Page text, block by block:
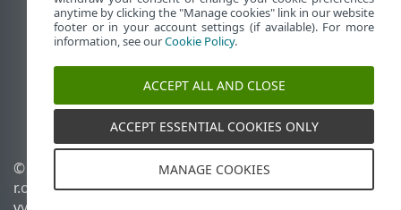
Zobrazit verzi pro počítač
End of Life
ESET Databáze znalostí
ESET Forum
ESET Status Portal
Regionální podpora
© 1992 - 2026 ESET, spol. s
r.o. - Všechna práva
Spravovat cookies
Zásady používání souborů
anytime by clicking the "Manage cookies" link in our website
footer or in your account settings (if available). For more
information, see ourCookie Policy.
ACCEPT ALL AND CLOSE
ACCEPT ESSENTIAL COOKIES ONLY
MANAGE COOKIES